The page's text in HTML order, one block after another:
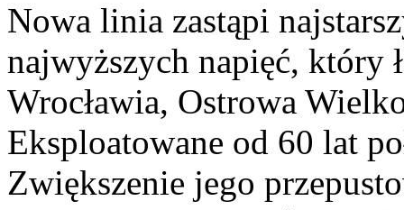
Nowa linia zastąpi
najwyższych napięć, który
Wrocławia, Ostrowa
Eksploatowane od 60 lat
Zwiększenie jego